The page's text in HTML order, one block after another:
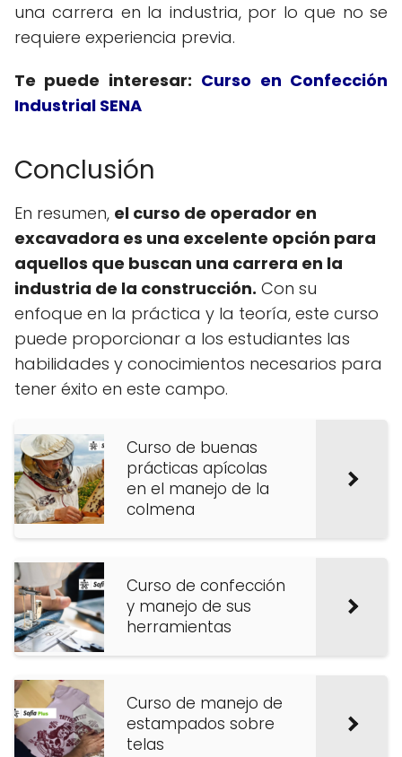
una carrera en la industria, por lo que no se
requiere experiencia previa.
Te puede interesar: Curso en Confección
Industrial SENA
Conclusión
En resumen, el curso de operador en
excavadora es una excelente opción para
aquellos que buscan una carrera en la
industria de la construcción. Con su
enfoque en la práctica y la teoría, este curso
puede proporcionar a los estudiantes las
habilidades y conocimientos necesarios para
tener éxito en este campo.
Curso de buenas
prácticas apícolas
en el manejo de la
colmena
Curso de confección
y manejo de sus
herramientas
Curso de manejo de
estampados sobre
telas